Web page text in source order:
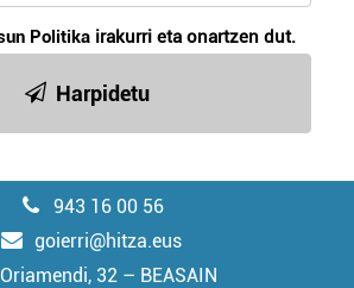
Politika irakurri eta onartzen dut.
Harpidetu
943 16 00 56
goierri@hitza.eus
Oriamendi, 32 – BEASAIN